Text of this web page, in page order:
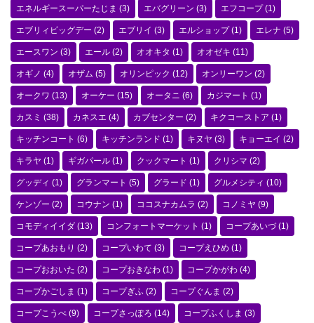
エネルギースーパーたじま (3) エバグリーン (3) エフコープ(1)
エブリィビッグデー (2) エブリイ (3) エルショップ(1) エレナ (5)
エースワン (3) エール (2) オオキタ (1) オオゼキ (11)
オギノ (4) オザム (5) オリンピック (12) オンリーワン (2)
オークワ (13) オーケー (15) オータニ (6) カジマート (1)
カスミ (38) カネスエ (4) カブセンター (2) キクコーストア (1)
キッチンコート (6) キッチンランド (1) キヌヤ (3) キョーエイ (2)
キラヤ (1) ギガパール (1) クックマート (1) クリシマ (2)
グッディ (1) グランマート (5) グラード (1) グルメシティ (10)
ケンゾー (2) コウナン (1) ココスナカムラ (2) コノミヤ (9)
コモディイイダ (13) コンフォートマーケット (1) コープあいづ(1)
コープあおもり (2) コープいわて (3) コープえひめ (1)
コープおおいた (2) コープおきなわ (1) コープかがわ (4)
コープかごしま (1) コープぎふ (2) コープぐんま (2)
コープこうべ (9) コープさっぽろ (14) コープふくしま (3)